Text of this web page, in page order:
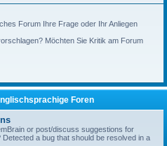
Forum Ihre Frage oder Ihr Anliegen
Möchten Sie Kritik am Forum
Foren
or post/discuss suggestions for
a bug that should be resolved in a